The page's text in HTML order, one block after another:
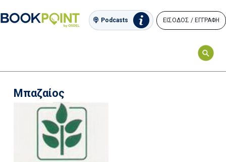
Podcasts ΕΙΣΟΔΟΣ / ΕΓΓΡΑΦΗ
Μπαζαίος